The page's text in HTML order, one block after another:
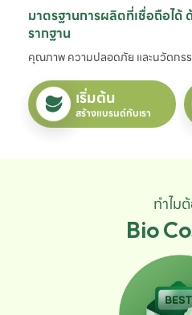
มาตรฐานการผลิตที่เชื่อถือได้
รากฐาน
คุณภาพ ความปลอดภัย และนวัตก
เริ่มต้น
สร้างแบรนด์กับเรา
ทำไม
Bio